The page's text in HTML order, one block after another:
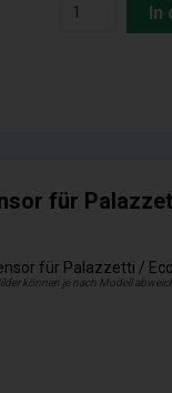
In
für
können je nach Modell